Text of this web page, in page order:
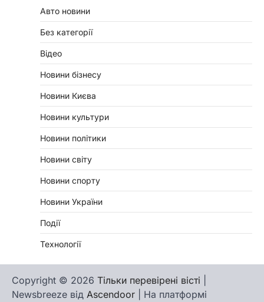
Авто новини
Без категорії
Відео
Новини бізнесу
Новини Києва
Новини культури
Новини політики
Новини світу
Новини спорту
Новини України
Події
Технології
Copyright © 2026 Тільки перевірені вісті
Newsbreeze від Ascendoor | На платформі